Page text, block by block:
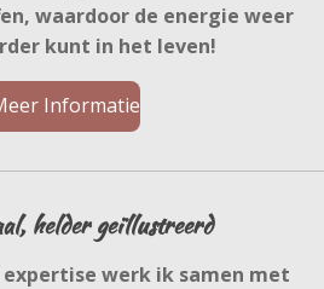
waardoor de energie weer
kunt in het leven!
Informatie
helder geïllustreerd
werk ik samen met